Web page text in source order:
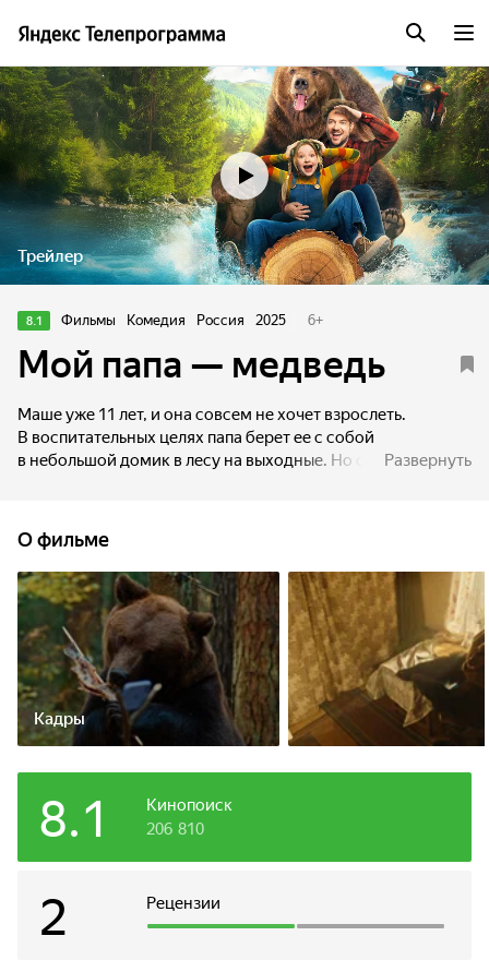
Трейлер
8.1 Фильмы Комедия Россия 2025 6+
Мой папа — медведь
Маше уже 11 лет, и она совсем не хочет взрослеть.
В воспитательных целях папа берет ее с собой
в небольшой домик в лесу на выходные. Но однажды
дикого зверя, но и вернуть папу домой.
Развернуть
О фильме
Кадры
Кинопоиск
8.1 206 810
Рецензии
2